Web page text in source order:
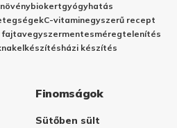
biokertgyógyhatás
C-vitaminegyszerű recept
fajtavegyszermentesméregtelenítés
elkészítésházi készítés
Finomságok
Sütőben sült